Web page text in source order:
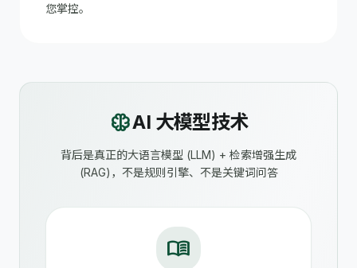
您掌控。
neurologyAI 大模型技术
背后是真正的大语言模型 (LLM) + 检索增强生成
(RAG)，不是规则引擎、不是关键词问答
menu_book